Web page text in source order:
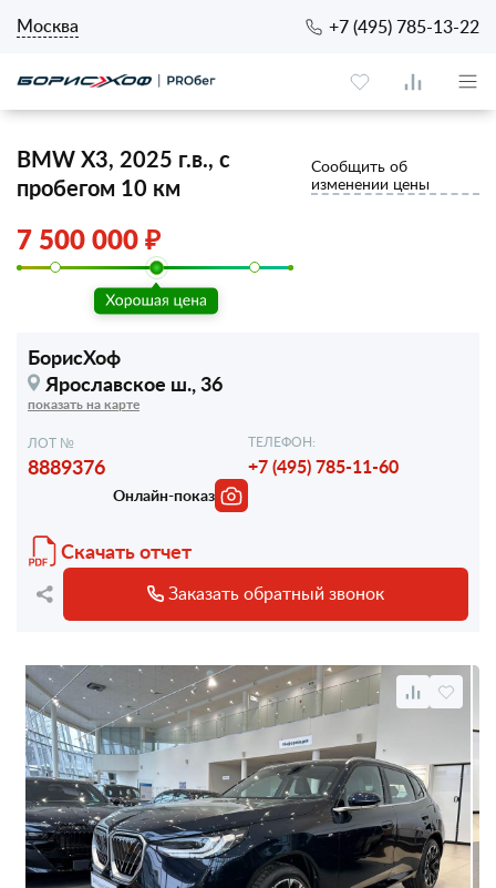
Москва +7 (495) 785-13-22
BMW X3, 2025 г.в., с
пробегом 10 км
Сообщить об
изменении цены
7 500 000 ₽
БорисХоф
Ярославское ш., 36
показать на карте
ЛОТ №
8889376
ТЕЛЕФОН:
+7 (495) 785-11-60
Онлайн-показ
Скачать отчет
Заказать обратный звонок